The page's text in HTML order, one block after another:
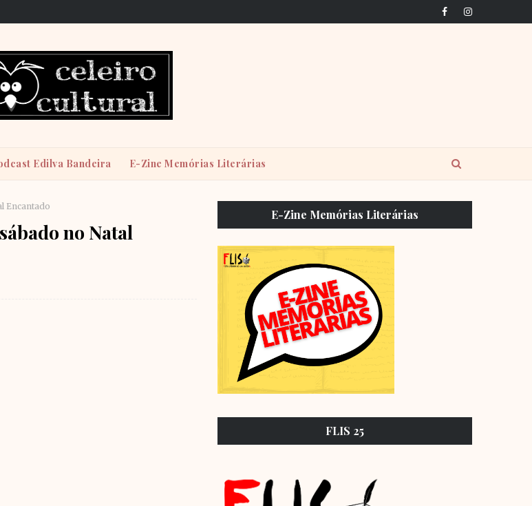
Edilva Bandeira E-Zine Memórias Literárias
Encantado
no Natal
E-Zine Memórias Literárias
FLIS 25